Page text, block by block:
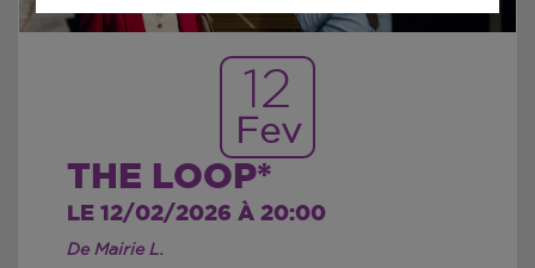
12
Fev
THE LOOP*
LE 12/02/2026 À 20:00
De Mairie L.